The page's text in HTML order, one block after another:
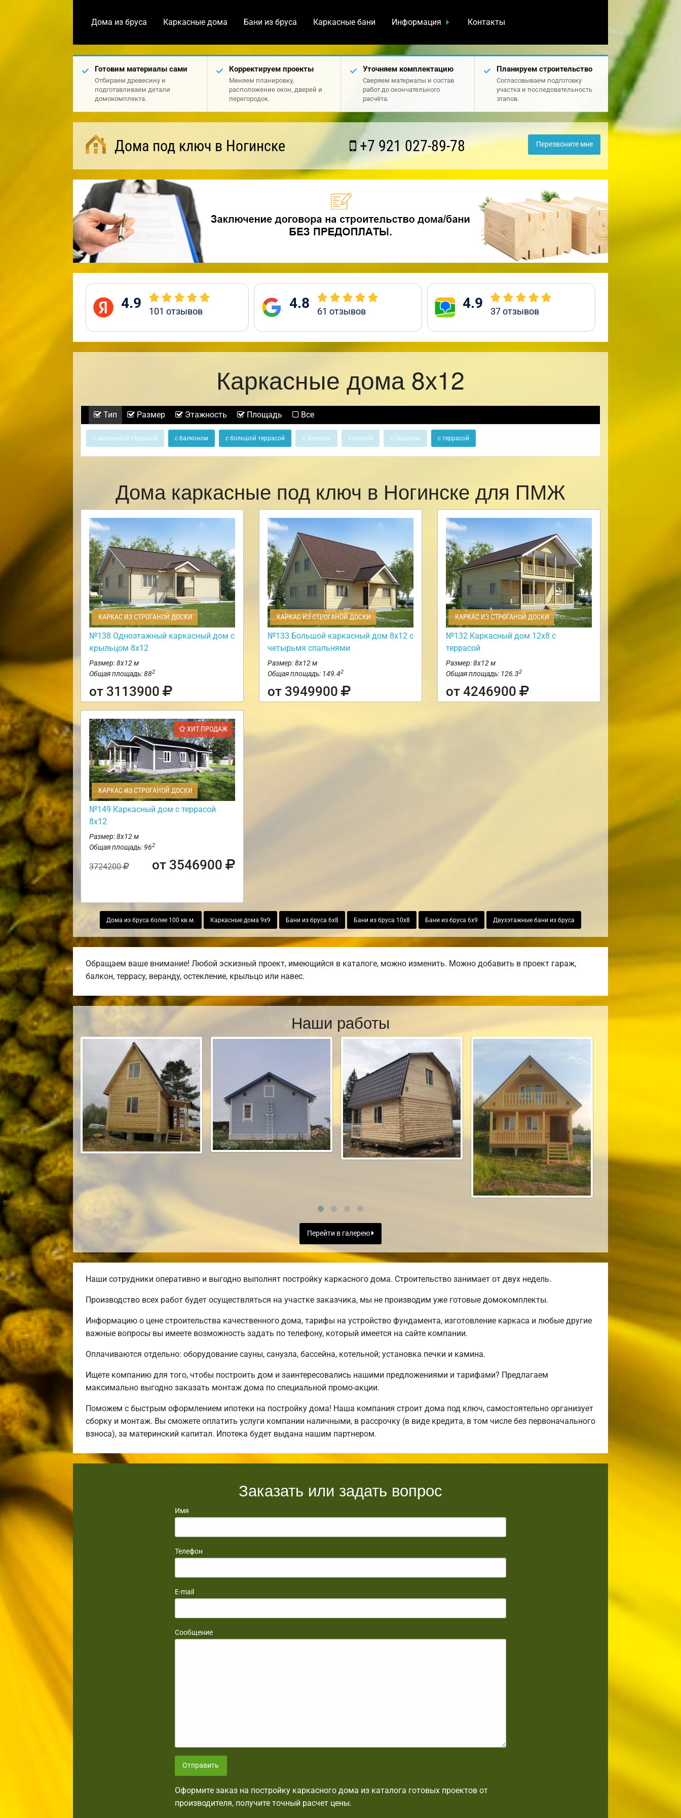
Дома из бруса Каркасные дома Бани из бруса Каркасные бани Информация Контакты
Готовим материалы сами
Отбираем древесину и
подготавливаем детали
домокомплекта.
Корректируем проекты
Меняем планировку,
расположение окон, дверей и
перегородок.
Уточняем комплектацию
Сверяем материалы и состав
работ до окончательного
расчёта.
Планируем строительство
Согласовываем подготовку
участка и последовательность
этапов.
Дома под ключ в Ногинске +7 921 027-89-78 Перезвоните мне
4.9 101 отзывов 4.8 61 отзывов 4.9 37отзывов
Каркасные дома 8х12
Тип Размер Этажность Площадь Все
с маленькой террасой с балконом с большой террасой с эркером с сауной с гаражом с террасой
Дома каркасные под ключ в Ногинске для ПМЖ
КАРКАС ИЗ СТРОГАНОЙ ДОСКИ
№138 Одноэтажный каркасный дом с
крыльцом 8х12
Размер: 8х12 м
Общая площадь: 882
от 3113900
КАРКАС ИЗ СТРОГАНОЙ ДОСКИ
№133 Большой каркасный дом 8х12 с
четырьмя спальнями
Размер: 8х12 м
Общая площадь: 149.42
от 3949900
КАРКАС ИЗ СТРОГАНОЙ ДОСКИ
№132 Каркасный дом 12х8 с
террасой
Размер: 8х12 м
Общая площадь: 126.32
от 4246900
ХИТ ПРОДАЖ
КАРКАС ИЗ СТРОГАНОЙ ДОСКИ
№149 Каркасный дом с террасой
8х12
Размер: 8х12 м
Общая площадь: 962
3724200 от 3546900
Дома из бруса более 100 кв.м. Каркасные дома 9х9 Бани из бруса 6х8 Бани из бруса 10х8 Бани из бруса 6х9 Двухэтажные бани из бруса
Обращаем ваше внимание! Любой эскизный проект, имеющийся в каталоге, можно изменить. Можно добавить в проект гараж,
балкон, террасу, веранду, остекление, крыльцо или навес.
Наши работы
Перейти в галерею
Наши сотрудники оперативно и выгодно выполнят постройку каркасного дома. Строительство занимает от двух недель.
Производство всех работ будет осуществляться на участке заказчика, мы не производим уже готовые домокомплекты.
Информацию о цене строительства качественного дома, тарифы на устройство фундамента, изготовление каркаса и любые другие
важные вопросы вы имеете возможность задать по телефону, который имеется на сайте компании.
Оплачиваются отдельно: оборудование сауны, санузла, бассейна, котельной; установка печки и камина.
Ищете компанию для того, чтобы построить дом и заинтересовались нашими предложениями и тарифами? Предлагаем
максимально выгодно заказать монтаж дома по специальной промо-акции.
Поможем с быстрым оформлением ипотеки на постройку дома! Наша компания строит дома под ключ, самостоятельно организует
сборку и монтаж. Вы сможете оплатить услуги компании наличными, в рассрочку (в виде кредита, в том числе без первоначального
взноса), за материнский капитал. Ипотека будет выдана нашим партнером.
Заказать или задать вопрос
Имя
Телефон
E-mail
Сообщение
Отправить
Оформите заказ на постройку каркасного дома из каталога готовых проектов от
производителя, получите точный расчет цены.